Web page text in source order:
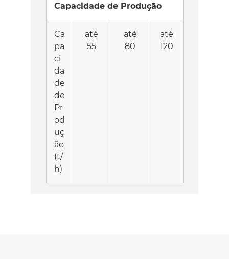
Capacidade de Produção
Ca
pa
ci
da
de
de
Pr
od
uç
ão
(t/
h)
até
55
até
80
até
120